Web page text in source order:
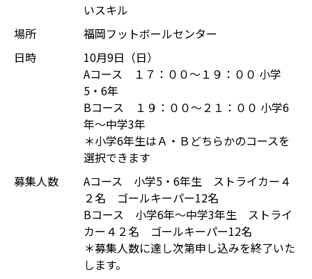
いスキル
場所
福岡フットボールセンター
日時
10月9日（日）
Aコース １７：００～１９：００ 小学
5・6年
Bコース １９：００～２１：００ 小学6
年～中学3年
＊小学6年生はＡ・Ｂどちらかのコースを
選択できます
募集人数
Aコース 小学5・6年生 ストライカー４
２名 ゴールキーパー12名
Bコース 小学6年～中学3年生 ストライ
カー４２名 ゴールキーパー12名
＊募集人数に達し次第申し込みを終了いた
します。